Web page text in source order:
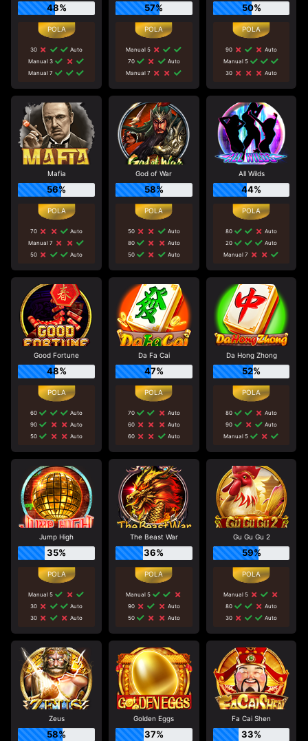
48%
30
Auto
Manual 3
Manual 7
57%
Manual 5
70
Auto
Manual 7
50%
90
Auto
Manual 5
30
Auto
Mafia
56%
70
Auto
Manual 7
50
Auto
God of War
58%
50
Auto
80
Auto
50
Auto
All Wilds
44%
80
Auto
20
Auto
Manual 7
Good Fortune
48%
60
Auto
90
Auto
50
Auto
Da Fa Cai
47%
70
Auto
60
Auto
60
Auto
Da Hong Zhong
52%
80
Auto
90
Auto
Manual 5
Jump High
35%
Manual 5
30
Auto
30
Auto
The Beast War
36%
Manual 5
90
Auto
50
Auto
Gu Gu Gu 2
59%
Manual 5
80
Auto
30
Auto
Zeus
58%
Golden Eggs
37%
Fa Cai Shen
33%